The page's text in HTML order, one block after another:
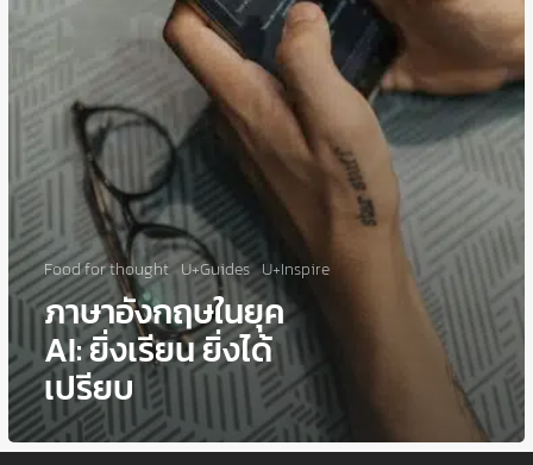
เปรียบ
Food for thought U+Guides U+Inspire
ภาษาอังกฤษในยุค
AI: ยิ่งเรียน ยิ่งได้
เปรียบ